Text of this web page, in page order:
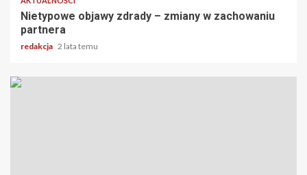
Nietypowe objawy zdrady – zmiany w zachowaniu
partnera
redakcja 2 lata temu